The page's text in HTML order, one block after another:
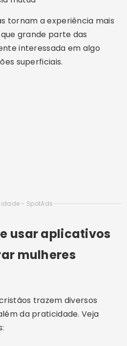
tornam a experiência mais
grande parte das
interessada em algo
superficiais.
- SpotAds
usar aplicativos
mulheres
trazem diversos
da praticidade. Veja